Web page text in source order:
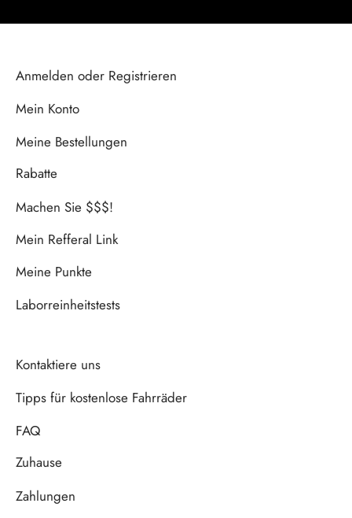
Anmelden oder Registrieren
Mein Konto
Meine Bestellungen
Rabatte
Machen Sie $$$!
Mein Refferal Link
Meine Punkte
Laborreinheitstests
Kontaktiere uns
Tipps für kostenlose Fahrräder
FAQ
Zuhause
Zahlungen